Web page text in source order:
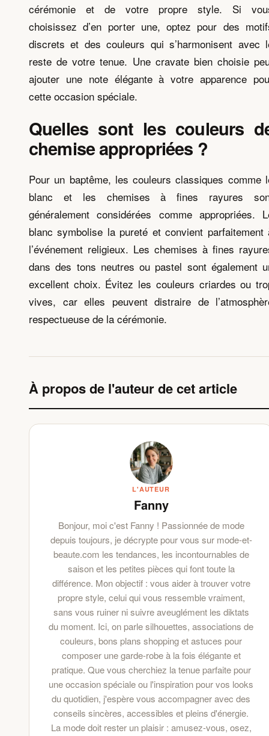
cérémonie et de votre propre style. Si
choisissez d’en porter une, optez pour des
discrets et des couleurs qui s’harmonisent avec
reste de votre tenue. Une cravate bien choisie
ajouter une note élégante à votre apparence
cette occasion spéciale.
Quelles sont les couleurs
chemise appropriées ?
Pour un baptême, les couleurs classiques comme
blanc et les chemises à fines rayures
généralement considérées comme appropriées.
blanc symbolise la pureté et convient parfaitement
l’événement religieux. Les chemises à fines
dans des tons neutres ou pastel sont également
excellent choix. Évitez les couleurs criardes ou
vives, car elles peuvent distraire de
respectueuse de la cérémonie.
À propos de l'auteur de cet article
L'AUTEUR
Fanny
Bonjour, moi c'est Fanny ! Passionnée de mode
depuis toujours, je décrypte pour vous sur mode-et-
beaute.com les tendances, les incontournables de
saison et les petites pièces qui font toute la
différence. Mon objectif : vous aider à trouver votre
propre style, celui qui vous ressemble vraiment,
sans vous ruiner ni suivre aveuglément les diktats
du moment. Ici, on parle silhouettes, associations de
couleurs, bons plans shopping et astuces pour
composer une garde-robe à la fois élégante et
pratique. Que vous cherchiez la tenue parfaite pour
une occasion spéciale ou l'inspiration pour vos looks
du quotidien, j'espère vous accompagner avec des
conseils sincères, accessibles et pleins d'énergie.
La mode doit rester un plaisir : amusez-vous, osez,